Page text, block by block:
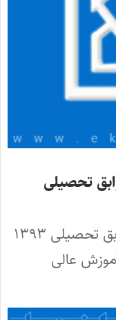
تحصیلی
اعلام نتایج پذیرش بر اساس سوابق تحصیلی ۱۳۹۳
عالی